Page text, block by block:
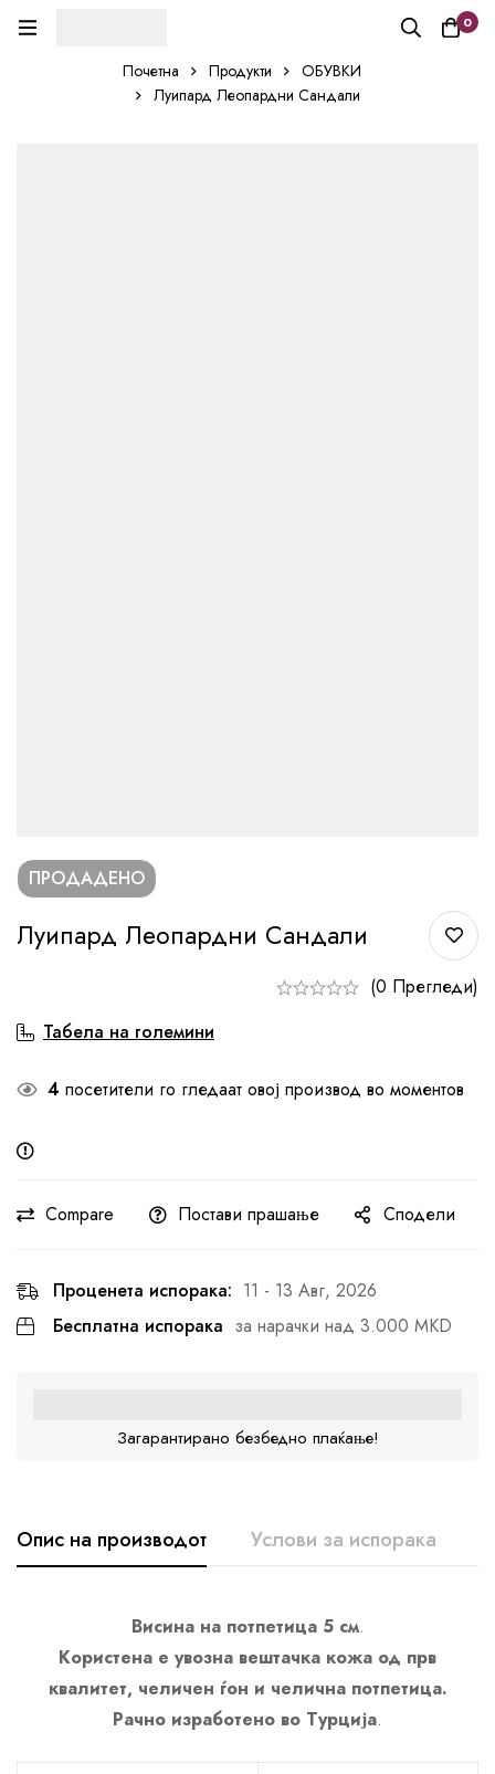
0
Почетна Продукти
ОБУВКИ
Луипард Леопардни Сандали
ПРОДАДЕНО
Луипард Леопардни Сандали
(0 Прегледи)
Табела на големини
4 посетители го гледаат овој производ во моментов
Compare Постави прашање Сподели
Проценета испорака: 11 - 13 Авг, 2026
Бесплатна испорака за нарачки над 3.000 MKD
Загарантирано безбедно плаќање!
Опис на производот Услови за испорака
Висина на потпетица 5 см.
Користена е увозна вештачка кожа од прв
квалитет, челичен ѓон и челична потпетица.
Рачно изработено во Турција.